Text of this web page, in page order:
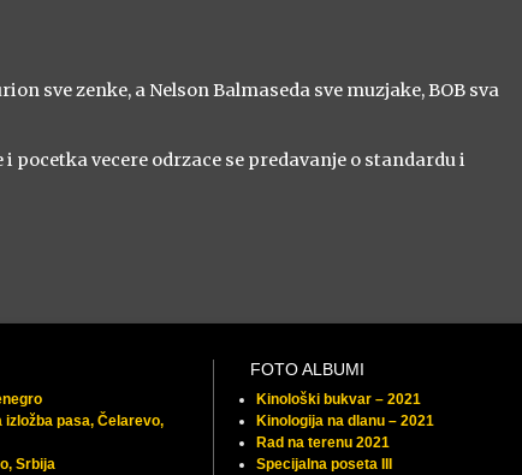
sve zenke, a Nelson Balmaseda sve muzjake, BOB sva
pocetka vecere odrzace se predavanje o standardu i
izložba pasa, Čelarevo,
Srbija
FOTO ALBUMI
Kinološki bukvar – 2021
Kinologija na dlanu – 2021
Rad na terenu 2021
Specijalna poseta III